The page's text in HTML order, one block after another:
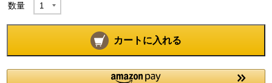
数量
カートに入れる